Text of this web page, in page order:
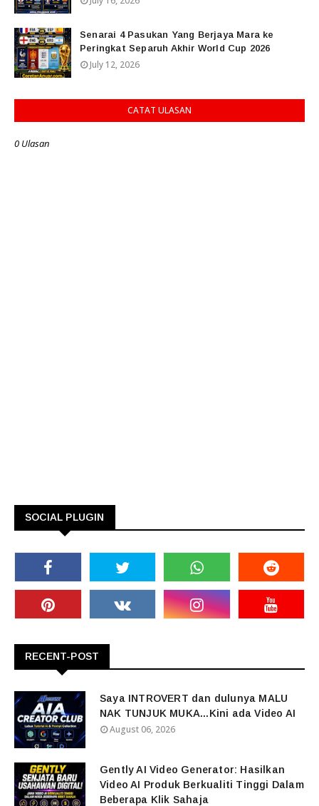
Senarai 4 Pasukan Yang Berjaya Mara ke
Peringkat Separuh Akhir World Cup 2026
July 12, 2026
CATAT ULASAN
0 Ulasan
SOCIAL PLUGIN
RECENT-POST
Saya INTROVERT dan dulunya MALU
NAK TUNJUK MUKA...Kini ada Video AI
August 06, 2026
Gently AI Video Generator: Hasilkan
Video AI Produk Berkualiti Tinggi Dalam
Beberapa Klik Sahaja